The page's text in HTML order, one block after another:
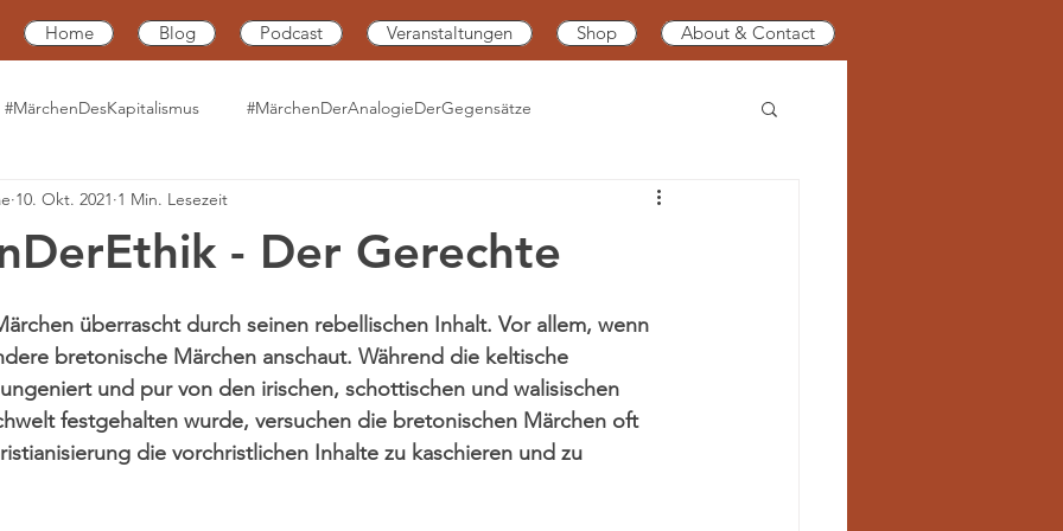
Home Blog Podcast Veranstaltungen Shop About & Contact
#MärchenDesKapitalismus #MärchenDerAnalogieDerGegensätze
#MärchenDerTiefstenSehnsucht #MärchenDerEthik
#MärchenVonDerDunkelheit #MärchenDerTrennung
- Der Gerechte
10. Okt. 2021 1 Min. Lesezeit
überrascht durch seinen rebellischen Inhalt. Vor allem, wenn
bretonische Märchen anschaut. Während die keltische
und pur von den irischen, schottischen und walisischen
festgehalten wurde, versuchen die bretonischen Märchen oft
die vorchristlichen Inhalte zu kaschieren und zu